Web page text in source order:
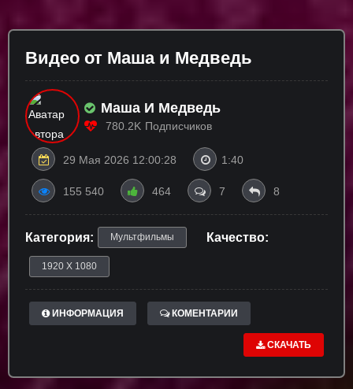
Видео от Маша и Медведь
Маша И Медведь
780.2K Подписчиков
29 Мая 2026 12:00:28 1:40
155 540 464 7 8
Категория: Мультфильмы Качество:
1920 X 1080
ИНФОРМАЦИЯ КОМЕНТАРИИ
СКАЧАТЬ